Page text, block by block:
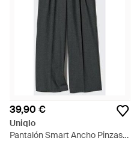
39,90 €
Uniqlo
Pantalón Smart Ancho Pinzas -